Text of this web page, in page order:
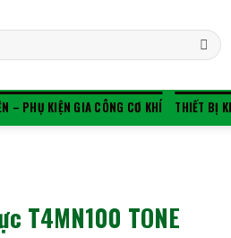
– PHỤ KIỆN GIA CÔNG CƠ KHÍ THIẾT BỊ
T4MN100 TONE